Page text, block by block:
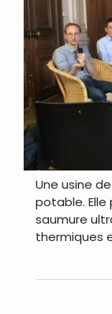
Une usine
potable. Elle
saumure
thermiques